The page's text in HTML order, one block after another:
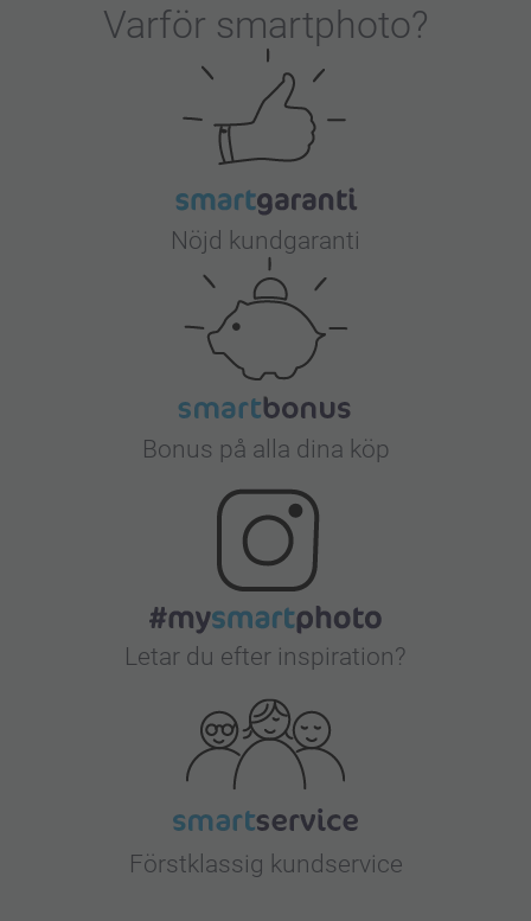
Varför smartphoto?
Nöjd kundgaranti
Bonus på alla dina köp
Letar du efter inspiration?
Förstklassig kundservice